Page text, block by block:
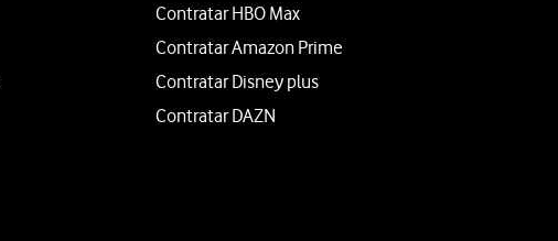
Contratar HBO Max
Contratar Amazon Prime
Contratar Disney plus
Contratar DAZN